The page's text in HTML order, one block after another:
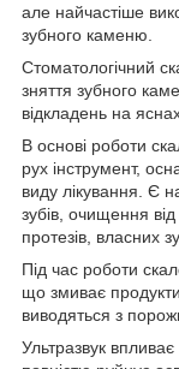
але найчастіше
зубного каменю.
Стоматологічний
зняття зубного
відкладень на
В основі роботи
рух інструмент,
виду лікування. Є
зубів, очищення
протезів, власних
Під час роботи
що змиває
виводяться з
Ультразвук